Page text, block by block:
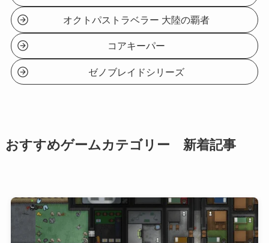
オクトパストラベラー 大陸の覇者
コアキーパー
ゼノブレイドシリーズ
おすすめゲームカテゴリー 新着記事